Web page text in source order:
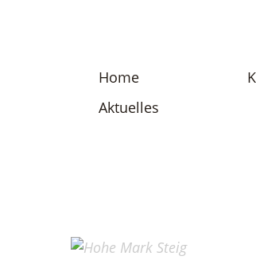
Home
Aktuelles